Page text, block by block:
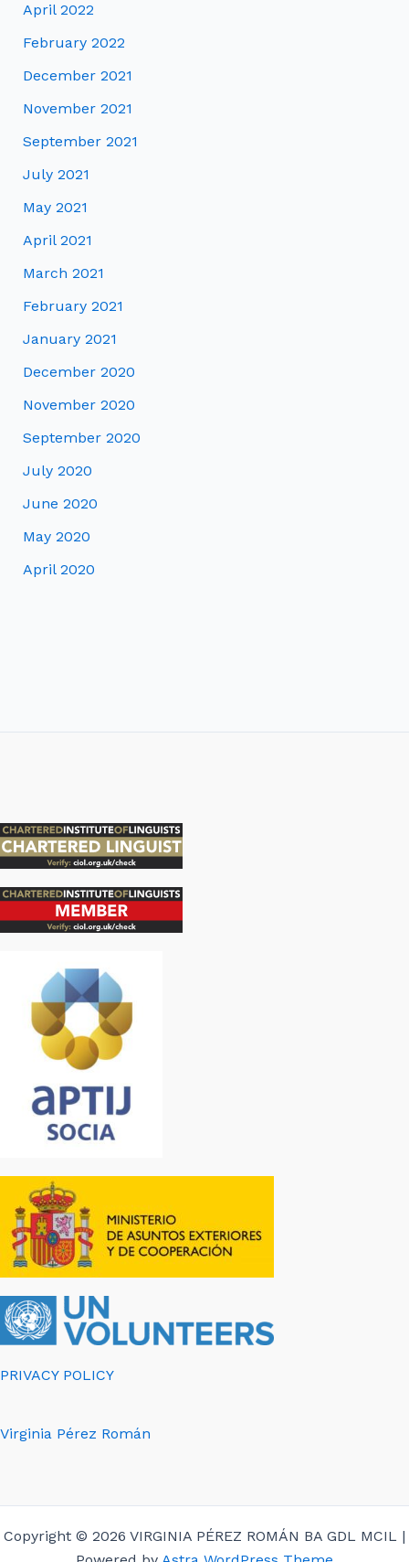
April 2022
February 2022
December 2021
November 2021
September 2021
July 2021
May 2021
April 2021
March 2021
February 2021
January 2021
December 2020
November 2020
September 2020
July 2020
June 2020
May 2020
April 2020
PRIVACY POLICY
Virginia Pérez Román
Copyright © 2026 VIRGINIA PÉREZ ROMÁN BA GDL MCIL |